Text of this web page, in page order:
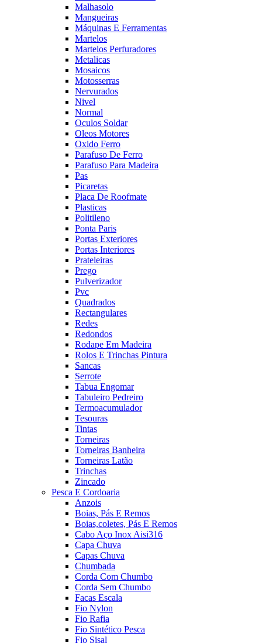
Malhasolo
Mangueiras
Máquinas E Ferramentas
Martelos
Martelos Perfuradores
Metalicas
Mosaicos
Motosserras
Nervurados
Nivel
Normal
Oculos Soldar
Oleos Motores
Oxido Ferro
Parafuso De Ferro
Parafuso Para Madeira
Pas
Picaretas
Placa De Roofmate
Plasticas
Politileno
Ponta Paris
Portas Exteriores
Portas Interiores
Prateleiras
Prego
Pulverizador
Pvc
Quadrados
Rectangulares
Redes
Redondos
Rodape Em Madeira
Rolos E Trinchas Pintura
Sancas
Serrote
Tabua Engomar
Tabuleiro Pedreiro
Termoacumulador
Tesouras
Tintas
Torneiras
Torneiras Banheira
Torneiras Latão
Trinchas
Zincado
Pesca E Cordoaria
Anzois
Boias, Pás E Remos
Boias,coletes, Pás E Remos
Cabo Aço Inox Aisi316
Capa Chuva
Capas Chuva
Chumbada
Corda Com Chumbo
Corda Sem Chumbo
Facas Escala
Fio Nylon
Fio Rafia
Fio Sintético Pesca
Fio Sisal